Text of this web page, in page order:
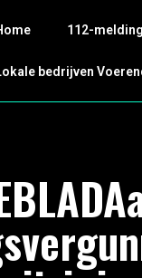
112-
bedrijven